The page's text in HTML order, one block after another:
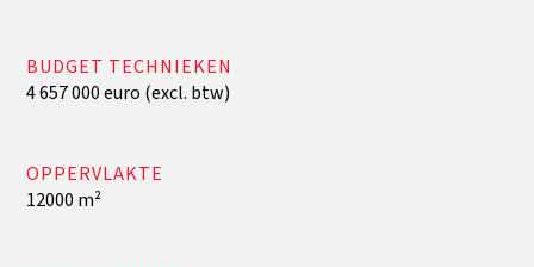
BUDGET TECHNIEKEN
4 657 000 euro (excl. btw)
OPPERVLAKTE
12000 m²